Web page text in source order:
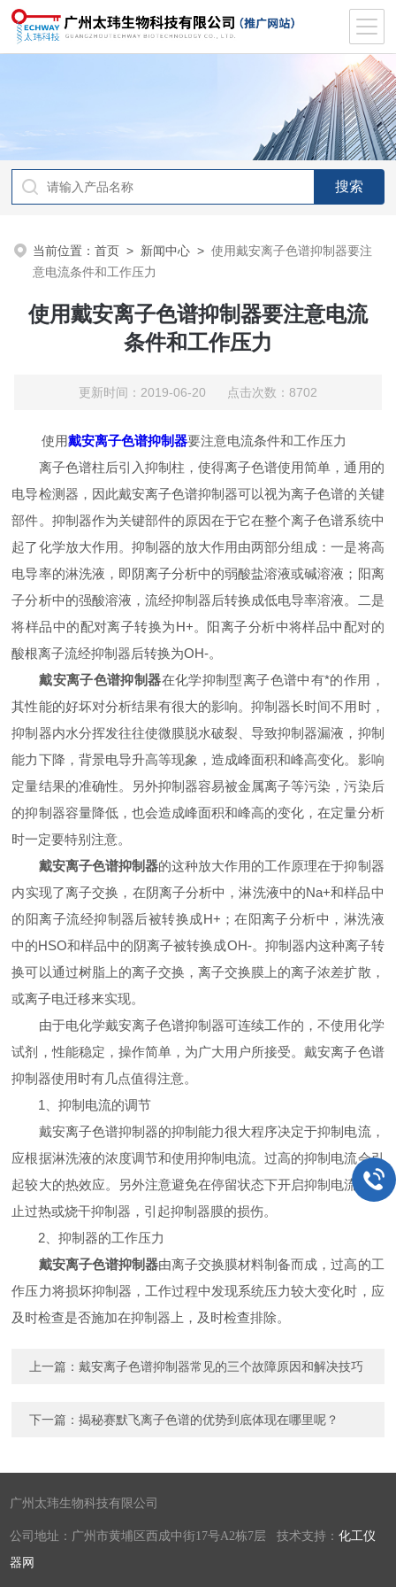
当前位置：首页 > 新闻中心 >使用戴安离子色谱抑制器要注
意电流条件和工作压力
使用戴安离子色谱抑制器要注意电流
条件和工作压力
更新时间：2019-06-20 点击次数：8702
使用戴安离子色谱抑制器要注意电流条件和工作压力
离子色谱柱后引入抑制柱，使得离子色谱使用简单，通用的
电导检测器，因此戴安离子色谱抑制器可以视为离子色谱的关键
部件。抑制器作为关键部件的原因在于它在整个离子色谱系统中
起了化学放大作用。抑制器的放大作用由两部分组成：一是将高
电导率的淋洗液，即阴离子分析中的弱酸盐溶液或碱溶液；阳离
子分析中的强酸溶液，流经抑制器后转换成低电导率溶液。二是
将样品中的配对离子转换为H+。阳离子分析中将样品中配对的
酸根离子流经抑制器后转换为OH-。
戴安离子色谱抑制器在化学抑制型离子色谱中有*的作用，
其性能的好坏对分析结果有很大的影响。抑制器长时间不用时，
抑制器内水分挥发往往使微膜脱水破裂、导致抑制器漏液，抑制
能力下降，背景电导升高等现象，造成峰面积和峰高变化。影响
定量结果的准确性。另外抑制器容易被金属离子等污染，污染后
的抑制器容量降低，也会造成峰面积和峰高的变化，在定量分析
时一定要特别注意。
戴安离子色谱抑制器的这种放大作用的工作原理在于抑制器
内实现了离子交换，在阴离子分析中，淋洗液中的Na+和样品中
的阳离子流经抑制器后被转换成H+；在阳离子分析中，淋洗液
中的HSO和样品中的阴离子被转换成OH-。抑制器内这种离子转
换可以通过树脂上的离子交换，离子交换膜上的离子浓差扩散，
或离子电迁移来实现。
由于电化学戴安离子色谱抑制器可连续工作的，不使用化学
试剂，性能稳定，操作简单，为广大用户所接受。戴安离子色谱
抑制器使用时有几点值得注意。
1、抑制电流的调节
戴安离子色谱抑制器的抑制能力很大程序决定于抑制电流，
应根据淋洗液的浓度调节和使用抑制电流。过高的抑制电流会引
起较大的热效应。另外注意避免在停留状态下开启抑制电流，防
止过热或烧干抑制器，引起抑制器膜的损伤。
2、抑制器的工作压力
戴安离子色谱抑制器由离子交换膜材料制备而成，过高的工
作压力将损坏抑制器，工作过程中发现系统压力较大变化时，应
及时检查是否施加在抑制器上，及时检查排除。
上一篇：戴安离子色谱抑制器常见的三个故障原因和解决技巧
下一篇：揭秘赛默飞离子色谱的优势到底体现在哪里呢？
广州太玮生物科技有限公司
公司地址：广州市黄埔区西成中街17号A2栋7层 技术支持：化工仪
器网